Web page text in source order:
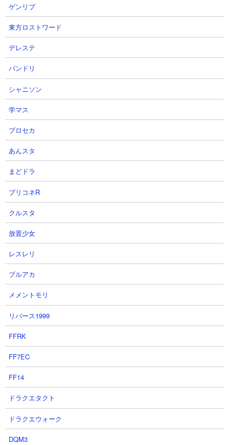
５．たそがれに燃える丘 白キャスや弐号機を使っ
た攻略
【攻略概要】
「にゃんこ大戦争 安定攻略」さんの攻略動画です。アイテムは
不使用、にゃんコンボはくにおくんとネコボンで資金回りを強化
しています。残り枠の編成はカイ、弐号機、白キャス、大狂乱ゴ
ム、エキゾチック、悪魔研究家、かさじぞう、にゃんまを採用。
レッド・エナGに遠距離から高火力を出せる弐号機は心強い存在。
ベヒモッスの攻撃をまともに受けがちなため場持ちはしません
が、レッド・エナG用に使い捨てで投げるのはアリですね。
ゲンリプ
東方ロストワード
デレステ
バンドリ
シャニソン
学マス
プロセカ
あんスタ
まどドラ
プリコネR
クルスタ
放置少女
レスレリ
ブルアカ
メメントモリ
リバース1999
FFRK
FF7EC
FF14
ドラクエタクト
ドラクエウォーク
DQM3